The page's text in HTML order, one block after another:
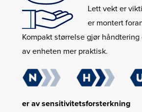
Lett vekt er
er montert
Kompakt størrelse gjør
av enheten mer praktisk.
er av sensitivitetsforsterkning